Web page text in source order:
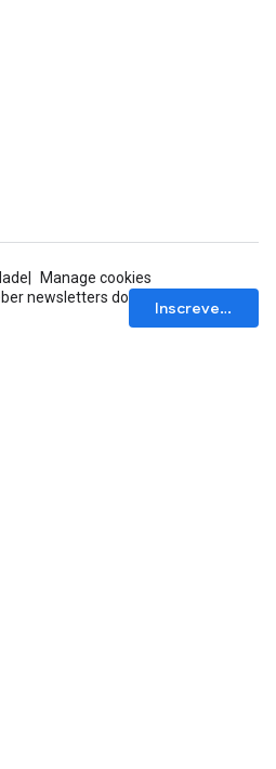
Manage cookies
newsletters do
Inscrever-se